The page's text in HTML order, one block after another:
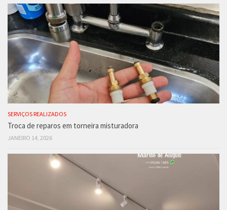
SERVIÇOS REALIZADOS
Troca de reparos em torneira misturadora
JANEIRO 14, 2026